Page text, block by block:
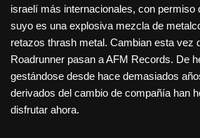
israelí más internacionales, con permiso
suyo es una explosiva mezcla de
retazos thrash metal. Cambian esta vez
Roadrunner pasan a AFM Records. De
gestándose desde hace demasiados
derivados del cambio de compañía han
disfrutar ahora.